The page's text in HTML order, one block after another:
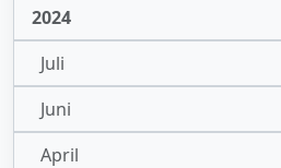
2024
Juli
Juni
April